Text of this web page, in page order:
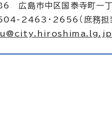
広島市中区国泰寺町一
2463・2656（庶務